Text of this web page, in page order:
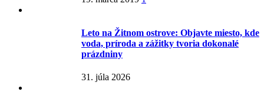
Leto na Žitnom ostrove: Objavte miesto, kde
voda, príroda a zážitky tvoria dokonalé
prázdniny
31. júla 2026